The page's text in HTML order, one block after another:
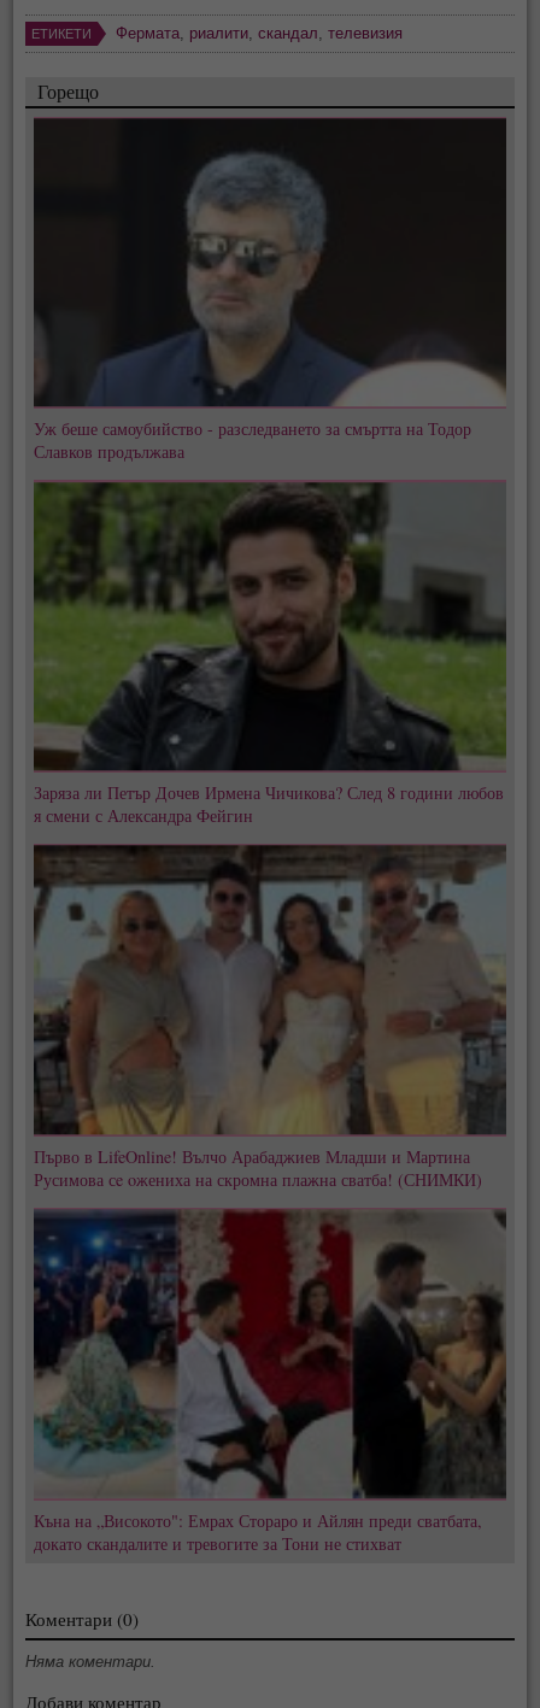
ЕТИКЕТИ Фермата риалити ,скандал ,телевизия
Горещо
Уж беше самоубийство - разследването за смъртта на Тодор
Славков продължава
Заряза ли Петър Дочев Ирмена Чичикова? След 8 години любов
я смени с Александра Фейгин
Първо в LifeOnline! Вълчо Арабаджиев Младши и Мартина
Русимова сe oжениха на скромна плажна сватба! (СНИМКИ)
Къна на „Високото": Емрах Стораро и Айлян преди сватбата,
докато скандалите и тревогите за Тони не стихват
Коментари (0)
Няма коментари.
Добави коментар